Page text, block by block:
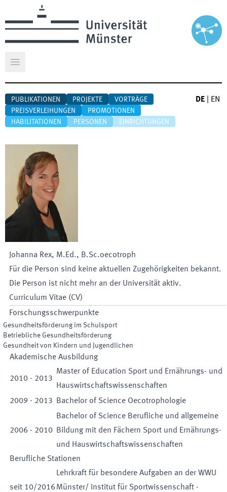
Hauptmenü öffnen
PUBLIKATIONEN PROJEKTE
VORTRÄGE
PREISVERLEIHUNGEN
PROMOTIONEN
HABILITATIONEN
PERSONEN EINRICHTUNGEN
DE EN
Johanna Rex, M.Ed., B.Sc.oecotroph
Für die Person sind keine aktuellen Zugehörigkeiten bekannt.
Die Person ist nicht mehr an der Universität aktiv.
Curriculum Vitae (CV)
Forschungsschwerpunkte
Gesundheitsförderung im Schulsport
Betriebliche Gesundheitsförderung
Gesundheit von Kindern und Jugendlichen
Akademische Ausbildung
2010 - 2013
Master of Education Sport und Ernährungs- und
Hauswirtschaftswissenschaften
2009 - 2013 Bachelor of Science Oecotrophologie
2006 - 2010
Bachelor of Science Berufliche und allgemeine
Bildung mit den Fächern Sport und Ernährungs-
und Hauswirtschaftswissenschaften
Berufliche Stationen
seit 10/2016
Lehrkraft für besondere Aufgaben an der WWU
Münster/ Institut für Sportwissenschaft -